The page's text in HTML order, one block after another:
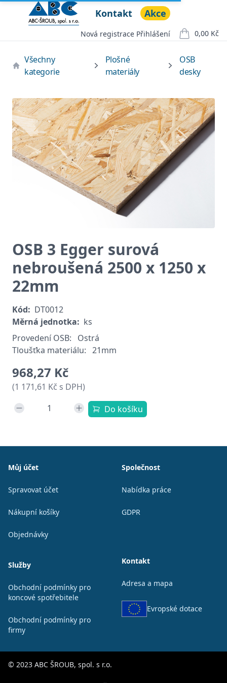
Open menu
ABC ŠROUB, spol. s r.o.Kontakt Akce
Nová registrace Přihlášení 0,00 Kč
položek v
Všechny
kategorie
Plošné
materiály
OSB
desky
OSB 3 Egger surová
nebroušená 2500 x 1250 x
22mm
Kód: DT0012
Měrná jednotka: ks
Provedení OSB:
Ostrá
Tloušťka materiálu: 21mm
968,27 Kč
(1 171,61 Kč s DPH)
Do košíku
Můj účet
Spravovat účet
Nákupní košíky
Objednávky
Služby
Obchodní podmínky pro
koncové spotřebitele
Obchodní podmínky pro
firmy
Společnost
Nabídka práce
GDPR
Kontakt
Adresa a mapa
Evropské dotace
© 2023 ABC ŠROUB, spol. s r.o.